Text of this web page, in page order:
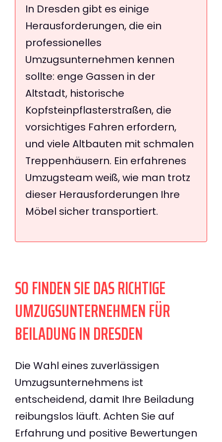
In Dresden gibt es einige
Herausforderungen, die ein
professionelles
Umzugsunternehmen kennen
sollte: enge Gassen in der
Altstadt, historische
Kopfsteinpflasterstraßen, die
vorsichtiges Fahren erfordern,
und viele Altbauten mit schmalen
Treppenhäusern. Ein erfahrenes
Umzugsteam weiß, wie man trotz
dieser Herausforderungen Ihre
Möbel sicher transportiert.
SO FINDEN SIE DAS RICHTIGE
UMZUGSUNTERNEHMEN FÜR
BEILADUNG IN DRESDEN
Die Wahl eines zuverlässigen
Umzugsunternehmens ist
entscheidend, damit Ihre Beiladung
reibungslos läuft. Achten Sie auf
Erfahrung und positive Bewertungen